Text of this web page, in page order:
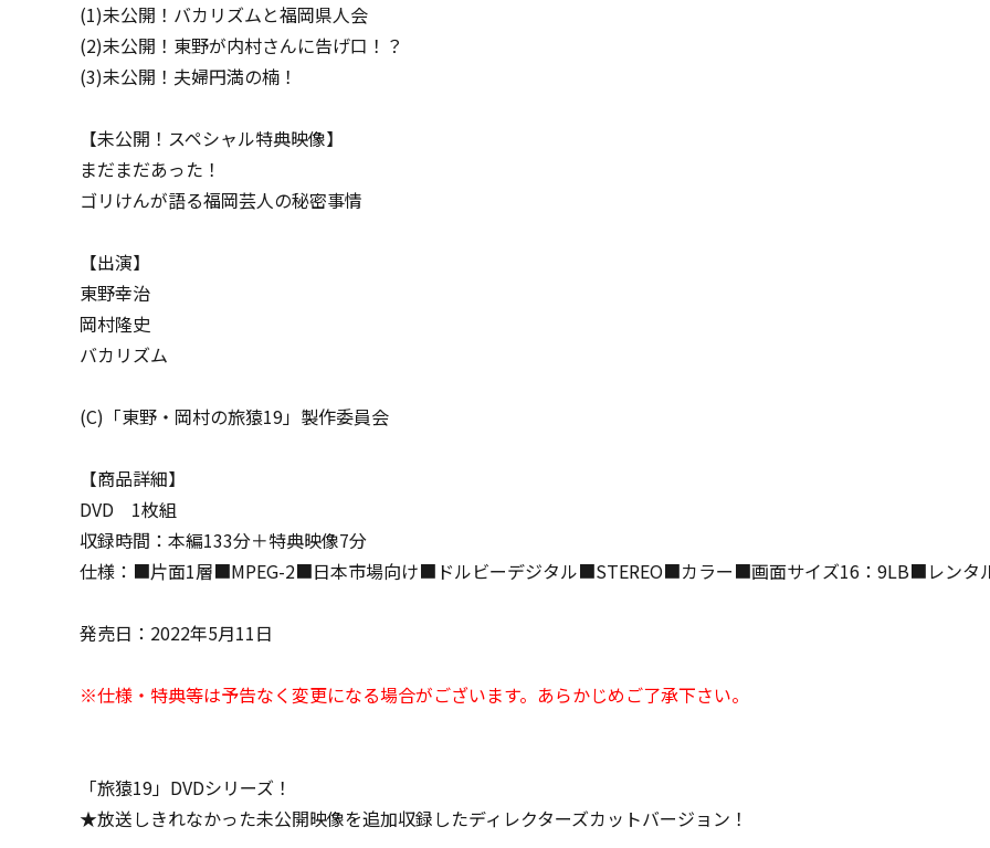
(1)未公開！バカリズムと福岡県人会
(2)未公開！東野が内村さんに告げ口！？
(3)未公開！夫婦円満の楠！
【未公開！スペシャル特典映像】
まだまだあった！
ゴリけんが語る福岡芸人の秘密事情
【出演】
東野幸治
岡村隆史
バカリズム
(C)「東野・岡村の旅猿19」製作委員会
【商品詳細】
DVD 1枚組
収録時間：本編133分＋特典映像7分
仕様：■片面1層■MPEG-2■日本市場向け■ドルビーデジタル■STEREO■カラー■画面サイズ16：9LB■レンタ
発売日：2022年5月11日
※仕様・特典等は予告なく変更になる場合がございます。あらかじめご了承下さい。
「旅猿19」DVDシリーズ！
★放送しきれなかった未公開映像を追加収録したディレクターズカットバージョン！